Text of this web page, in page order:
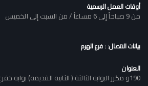
أوقات العمل الرسمية
من 9 صباحاً إلى 6 مساءاً / من السبت إلى الخميس
بيانات الاتصال: : فرع الهرم
العنوان
190و مكرر البوابه الثالثة ( الثانيه القديمه) بوابه خفرع - حدائق الأهرام - الجيزة